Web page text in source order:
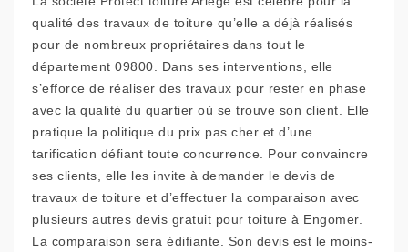
qualité des travaux de toiture qu’elle a déjà réalisés
pour de nombreux propriétaires dans tout le
département 09800. Dans ses interventions, elle
s’efforce de réaliser des travaux pour rester en phase
avec la qualité du quartier où se trouve son client. Elle
pratique la politique du prix pas cher et d’une
tarification défiant toute concurrence. Pour convaincre
ses clients, elle les invite à demander le devis de
travaux de toiture et d’effectuer la comparaison avec
plusieurs autres devis gratuit pour toiture à Engomer.
La comparaison sera édifiante. Son devis est le moins-